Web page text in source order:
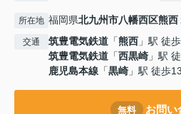
所在地 福岡県北九州市八幡西区熊西
交通 筑豊電気鉄道 「熊西 」駅 徒
筑豊電気鉄道 「西黒崎 」駅
鹿児島本線 「黒崎 」駅 徒歩
無料 お問い